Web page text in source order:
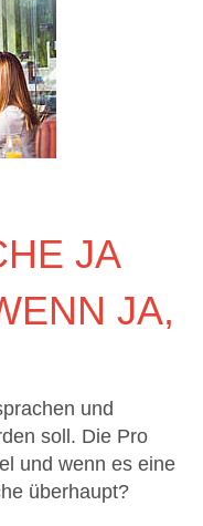
JA
JA,
und
soll. Die Pro
und wenn es eine
überhaupt?